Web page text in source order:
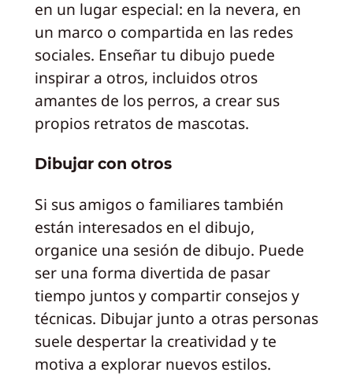
en un lugar especial: en la nevera, en
un marco o compartida en las redes
sociales. Enseñar tu dibujo puede
inspirar a otros, incluidos otros
amantes de los perros, a crear sus
propios retratos de mascotas.
Dibujar con otros
Si sus amigos o familiares también
están interesados en el dibujo,
organice una sesión de dibujo. Puede
ser una forma divertida de pasar
tiempo juntos y compartir consejos y
técnicas. Dibujar junto a otras personas
suele despertar la creatividad y te
motiva a explorar nuevos estilos.